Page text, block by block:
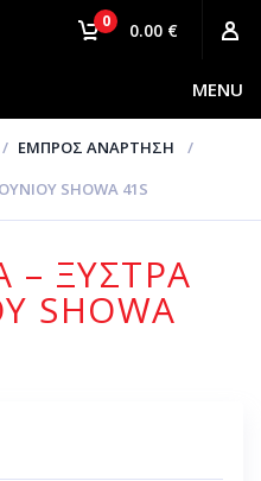
MENU
0 0.00 €
ΕΜΠΡΌΣ ΑΝΆΡΤΗΣΗ
SHOWA 41S
– ΞΎΣΤΡΑ
SHOWA